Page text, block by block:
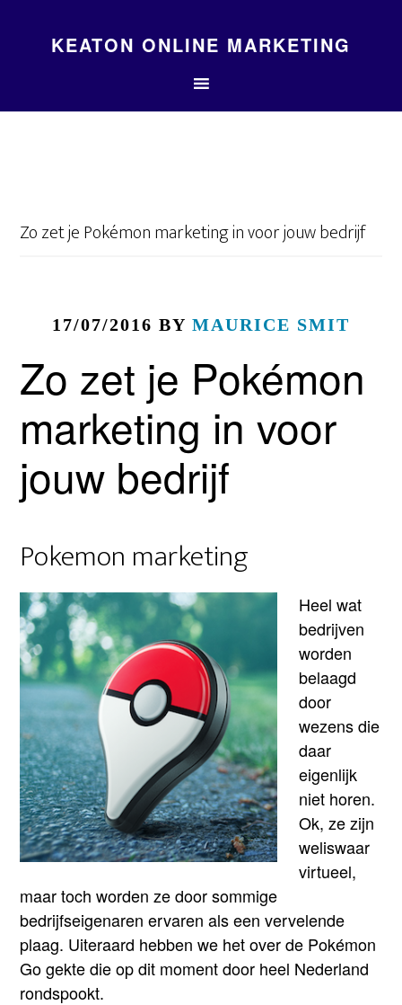
KEATON ONLINE MARKETING
Zo zet je Pokémon marketing in voor jouw bedrijf
17/07/2016 BY MAURICE SMIT
Zo zet je Pokémon
marketing in voor
jouw bedrijf
Pokemon marketing
Heel wat
bedrijven
worden
belaagd
door
wezens die
daar
eigenlijk
niet horen.
Ok, ze zijn
weliswaar
virtueel,
maar toch worden ze door sommige
bedrijfseigenaren ervaren als een vervelende
plaag. Uiteraard hebben we het over de Pokémon
Go gekte die op dit moment door heel Nederland
rondspookt.